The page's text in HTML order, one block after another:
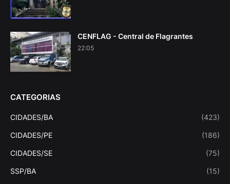
CENFLAG - Central de Flagrantes
22:05
CATEGORIAS
CIDADES/BA (423)
CIDADES/PE (186)
CIDADES/SE (75)
SSP/BA (15)